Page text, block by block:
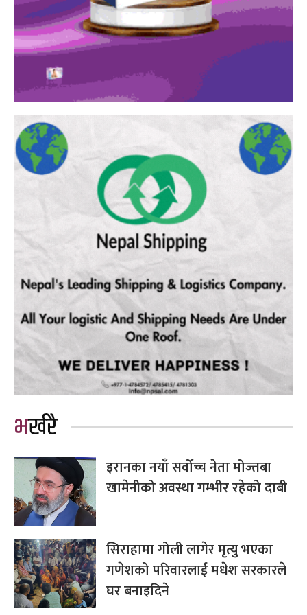
भर्खरै
इरानका नयाँ सर्वोच्च नेता मोज्तबा
खामेनीको अवस्था गम्भीर रहेको दाबी
सिराहामा गोली लागेर मृत्यु भएका
गणेशको परिवारलाई मधेश सरकारले
घर बनाइदिने